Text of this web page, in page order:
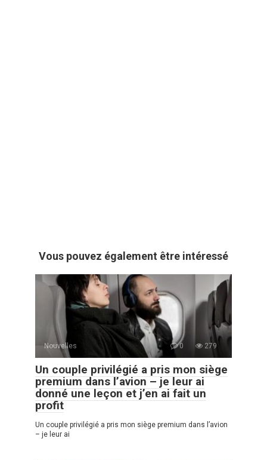
Vous pouvez également être intéressé
Nouvelles 0 279
Un couple privilégié a pris mon siège
premium dans l’avion – je leur ai
donné une leçon et j’en ai fait un
profit
Un couple privilégié a pris mon siège premium dans l’avion
– je leur ai